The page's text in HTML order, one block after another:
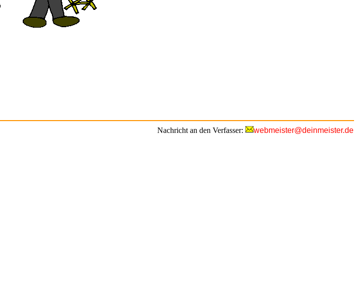
Nachricht an den Verfasser: webmeister@deinmeister.de